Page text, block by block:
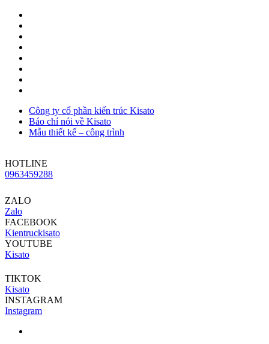
Công ty cổ phần kiến trúc Kisato
Báo chí nói về Kisato
Mẫu thiết kế – công trình
HOTLINE
0963459288
ZALO
Zalo
FACEBOOK
Kientruckisato
YOUTUBE
Kisato
TIKTOK
Kisato
INSTAGRAM
Instagram